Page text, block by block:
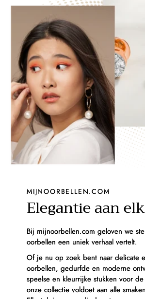
MIJNOORBELLEN.COM
Elegantie aan
Bij mijnoorbellen.com geloven we
oorbellen een uniek verhaal vertelt.
Of je nu op zoek bent naar delicate
oorbellen, gedurfde en moderne
speelse en kleurrijke stukken voor
onze collectie voldoet aan alle